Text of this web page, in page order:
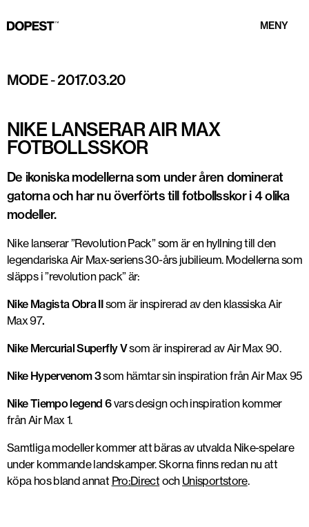
MENY
MODE-2017.03.20
NIKE LANSERAR AIR MAX
FOTBOLLSSKOR
De ikoniska modellerna som under åren dominerat
gatorna och har nu överförts till fotbollsskor i 4 olika
modeller.
Nike lanserar ”Revolution Pack” som är en hyllning till den
legendariska Air Max-seriens 30-års jubilieum. Modellerna som
släpps i ”revolution pack” är:
Nike Magista Obra IIsom är inspirerad av den klassiska Air
Max 97.
Nike Mercurial Superfly Vsom är inspirerad av Air Max 90.
Nike Hypervenom 3som hämtar sin inspiration från Air Max 95
Nike Tiempo legend 6vars design och inspiration kommer
från Air Max 1.
Samtliga modeller kommer att bäras av utvalda Nike-spelare
under kommande landskamper. Skorna finns redan nu att
köpa hos bland annat Pro:Direct och Unisportstore.